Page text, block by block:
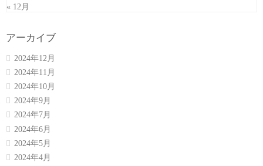
« 12月
アーカイブ
2024年12月
2024年11月
2024年10月
2024年9月
2024年7月
2024年6月
2024年5月
2024年4月